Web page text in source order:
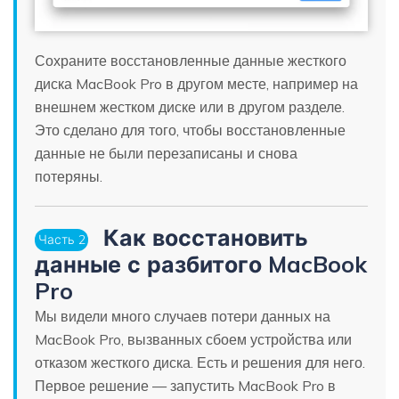
Сохраните восстановленные данные жесткого
диска MacBook Pro в другом месте, например на
внешнем жестком диске или в другом разделе.
Это сделано для того, чтобы восстановленные
данные не были перезаписаны и снова
потеряны.
Часть 2
Как восстановить
данные с разбитого MacBook
Pro
Мы видели много случаев потери данных на
MacBook Pro, вызванных сбоем устройства или
отказом жесткого диска. Есть и решения для него.
Первое решение — запустить MacBook Pro в